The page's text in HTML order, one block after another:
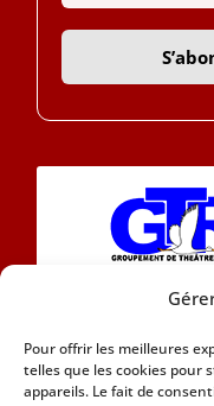
Pour offrir les meilleures
telles que les cookies pour
appareils. Le fait de
aujourd’hui d’une
en Alsacien.